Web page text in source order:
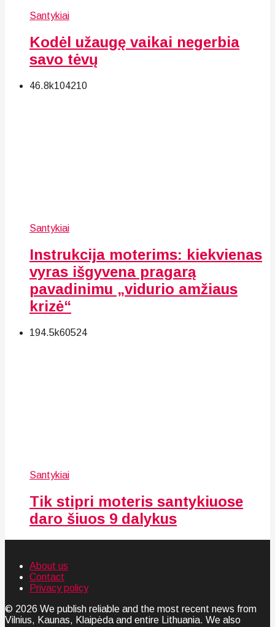
Santykiai
Kodėl užaugę vaikai negerbia
savo tėvų
46.8k104210
Santykiai
Instrukcija moterims: kiekvienas
vyras išgyvena pragarą
pavadinimu „vidurio amžiaus
krizė“
194.5k60524
Santykiai
Tik stipri moteris santykiuose
daro šiuos 9 dalykus
About us
Contact
Privacy policy
© 2026 We publish reliable and the most recent news from
Vilnius, Kaunas, Klaipėda and entire Lithuania. We also